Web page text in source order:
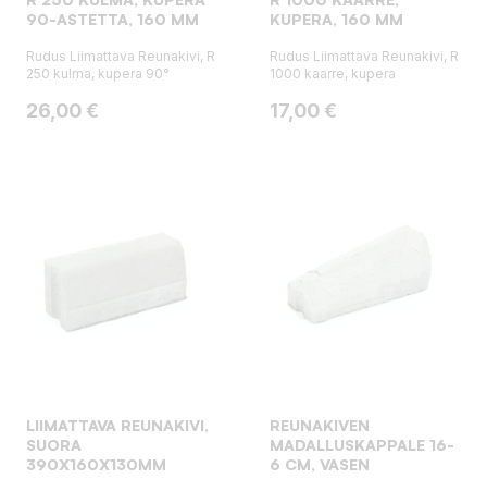
90-ASTETTA, 160 MM
Rudus Liimattava Reunakivi, R
250 kulma, kupera 90°
Hinta
26,00 €
KUPERA, 160 MM
Rudus Liimattava Reunakivi, R
1000 kaarre, kupera
Hinta
17,00 €
LIIMATTAVA REUNAKIVI,
SUORA
390X160X130MM
REUNAKIVEN
MADALLUSKAPPALE 16-
6 CM, VASEN